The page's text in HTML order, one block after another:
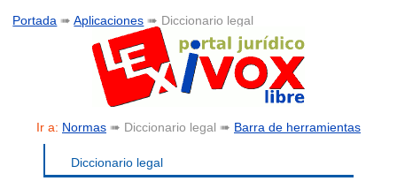
Portada ➠Aplicaciones ➠ Diccionario legal
Ir a: Normas ➠ Diccionario legal ➠ Barra de herramientas
Diccionario legal